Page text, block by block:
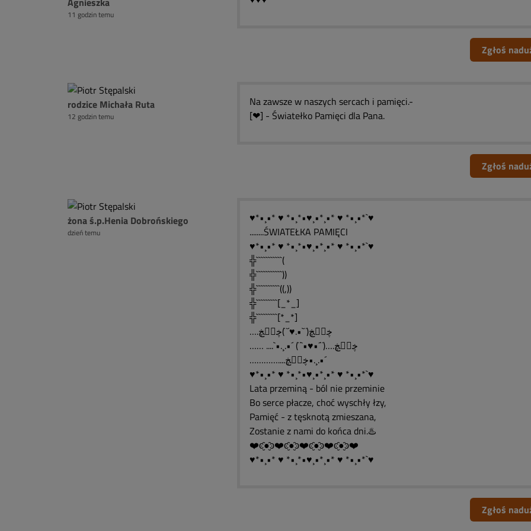
11 godzin temu
Zgłoś
rodzice Michała Ruta
12 godzin temu
Na zawsze w naszych sercach i pamięci.-
[❤] - Światełko Pamięci dla Pana.
Zgłoś
żona ś.p.Henia Dobrońskiego
dzień temu
♥*•¸•* ♥ *•¸*•♥¸•*¸•* ♥ *•¸•*`♥
........ŚWIATEŁKA PAMIĘCI
♥*•¸•* ♥ *•¸*•♥¸•*¸•* ♥ *•¸•*`♥
╬```````````(
╬```````````))
╬``````````((,))
╬`````````[_*_]
╬`````````[*_*]
….ڿڰۣڿ(¨`•.♥´¨)ڿڰۣڿ
…… ....`•.¸.•´ (¨`•♥•´¨)….ڿڰۣڿ
…………....ڿڰۣڿ•.¸.•´
♥*•¸•* ♥ *•¸*•♥¸•*¸•* ♥ *•¸•*`♥
Lata przeminą - ból nie przeminie
Bo serce płacze, choć wyschły łzy,
Pamięć - z tęsknotą zmieszana,
Zostanie z nami do końca dni.♨️
❤️ͼ̮̑●̮̑ͽ❤️ͼ̮̑●̮̑ͽ❤️ͼ̮̑●̮̑ͽ❤️ͼ̮̑●̮̑ͽ❤️
♥*•¸•* ♥ *•¸*•♥¸•*¸•* ♥ *•¸•*`♥
Zgłoś